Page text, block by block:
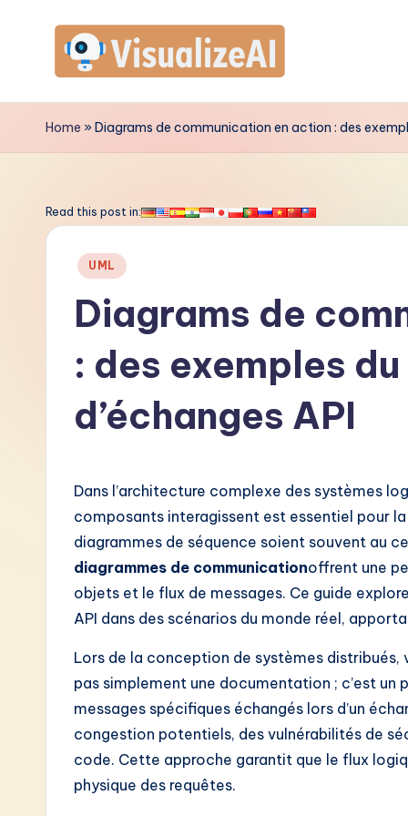
contentV
is
a
Home »Diagrams de communication en action : des
Read this post in:
Posted
UML
Diagrams de
: des exemples
d’échanges API
Dans l’architecture complexe des systèmes
composants interagissent est essentiel pour
diagrammes de séquence soient souvent au
diagrammes de communicationoffrent une
objets et le flux de messages. Ce guide
API dans des scénarios du monde réel,
Lors de la conception de systèmes distribués,
pas simplement une documentation ; c’est
messages spécifiques échangés lors d’un
congestion potentiels, des vulnérabilités de
code. Cette approche garantit que le flux
physique des requêtes.